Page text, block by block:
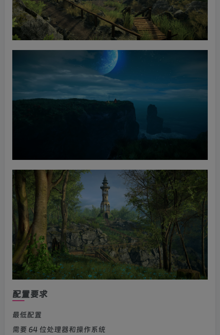
配置要求
最低配置
需要 64 位处理器和操作系统